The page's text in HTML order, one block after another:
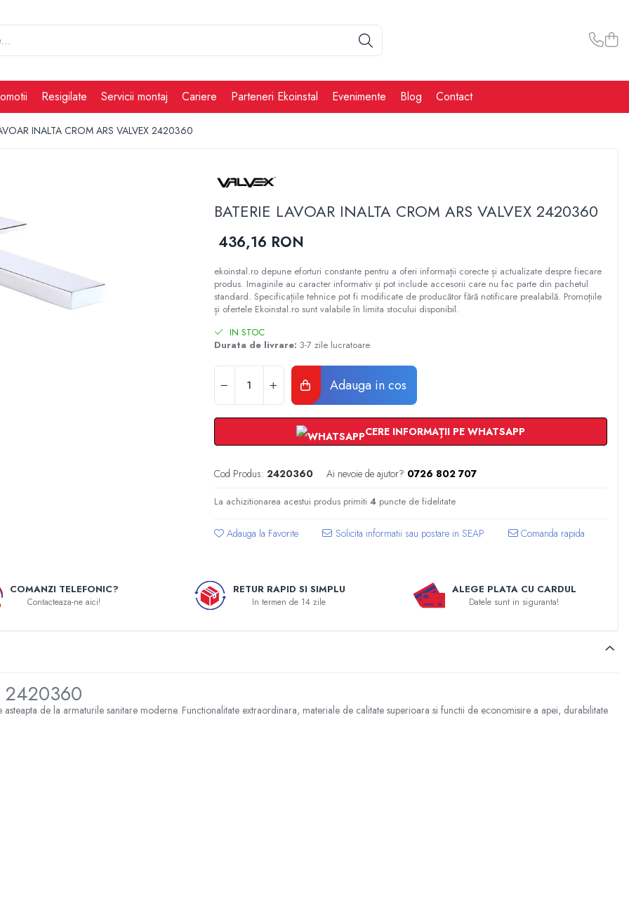
Resigilate Servicii montaj Cariere Parteneri Ekoinstal Evenimente Blog Contact
INALTA CROM ARS VALVEX 2420360
BATERIE LAVOAR INALTA CROM ARS VALVEX 2420360
436,16 RON
ekoinstal.ro depune eforturi constante pentru a oferi informații corecte și actualizate despre fiecare
produs. Imaginile au caracter informativ și pot include accesorii care nu fac parte din pachetul
standard. Specificațiile tehnice pot fi modificate de producător fără notificare prealabilă. Promoțiile
și ofertele Ekoinstal.ro sunt valabile în limita stocului disponibil.
IN STOC
Durata de livrare: 3-7 zile lucratoare
Adauga in cos
CERE INFORMAȚII PE WHATSAPP
Cod Produs: 2420360 Ai nevoie de ajutor? 0726 802 707
La achizitionarea acestui produs primiti 4puncte de fidelitate
Adauga la Favorite Comanda rapida
COMANZI TELEFONIC?
Contacteaza-ne aici!
RETUR RAPID SI SIMPLU
In termen de 14 zile
ALEGE PLATA CU CARDUL
Datele sunt in siguranta!
2420360
de la armaturile sanitare moderne. Functionalitate extraordinara, materiale de calitate superioara si functii de economisire a apei, durabilitate